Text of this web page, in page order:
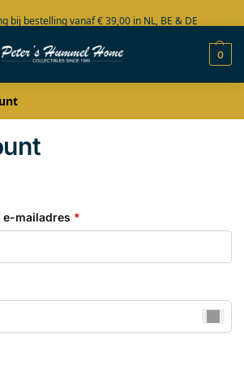
bij bestelling vanaf € 39,00 in NL, BE & DE
Grote collectie in voorraad
0
e-mailadres *